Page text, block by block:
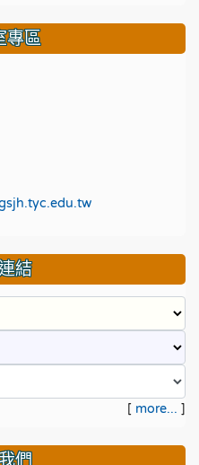
專區
結
[ more... ]
們